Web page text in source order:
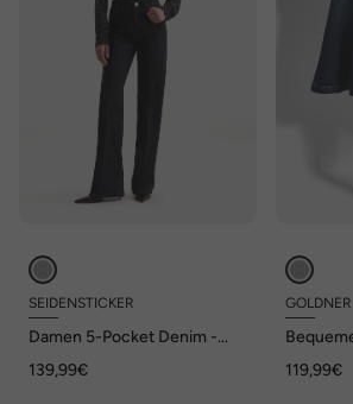
SEIDENSTICKER
Damen 5-Pocket Denim -
139,99€
GOLDNER
119,99€